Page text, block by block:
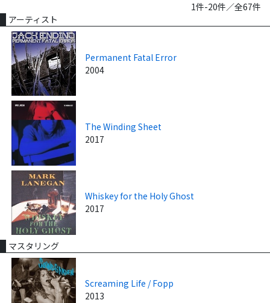
1件-20件／全67件
アーティスト
Permanent Fatal Error
2004
The Winding Sheet
2017
Whiskey for the Holy Ghost
2017
マスタリング
Screaming Life / Fopp
2013